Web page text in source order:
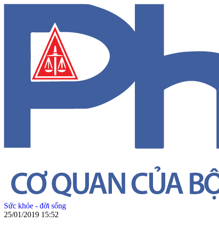
Sức khỏe - đời sống
25/01/2019 15:52